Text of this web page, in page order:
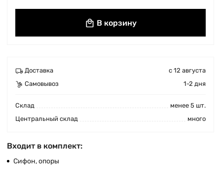
В корзину
Доставка
с 12 августа
Самовывоз
1-2 дня
Cклад
менее 5 шт.
Центральный склад
много
Входит в комплект:
Сифон, опоры